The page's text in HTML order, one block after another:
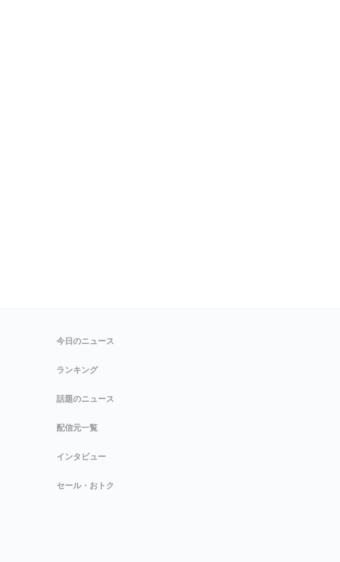
今日のニュース
ランキング
話題のニュース
配信元一覧
インタビュー
セール・おトク